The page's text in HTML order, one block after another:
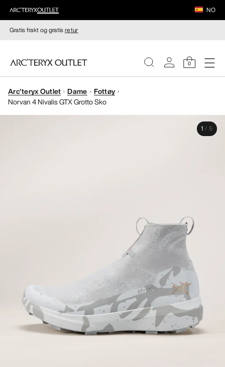
NO
Gratis frakt og gratisretur
0
DAMER
Arc'teryx Outlet Dame
Fottøy
Norvan 4 Nivalis GTX Grotto Sko
1 / 5